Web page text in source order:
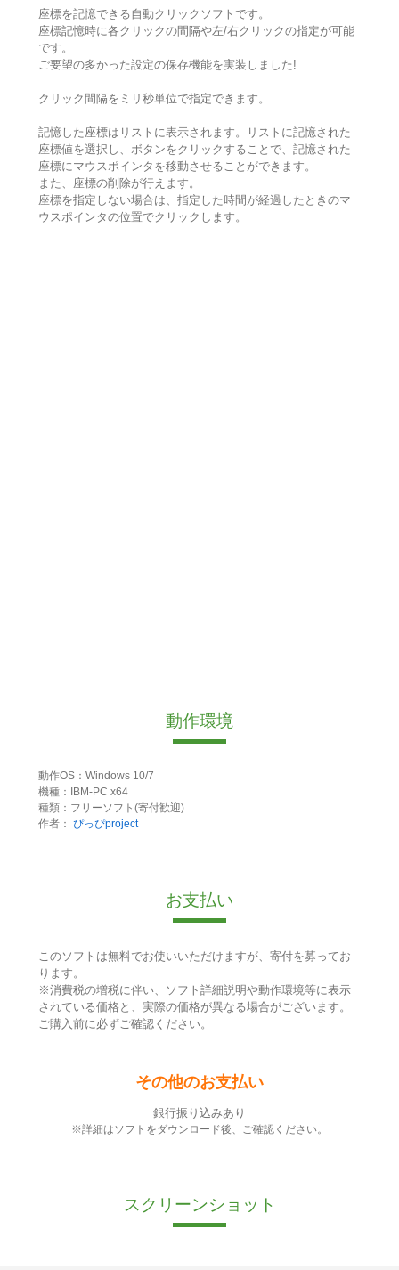
座標を記憶できる自動クリックソフトです。
座標記憶時に各クリックの間隔や左/右クリックの指定が可能
です。
ご要望の多かった設定の保存機能を実装しました!
クリック間隔をミリ秒単位で指定できます。
記憶した座標はリストに表示されます。リストに記憶された
座標値を選択し、ボタンをクリックすることで、記憶された
座標にマウスポインタを移動させることができます。
また、座標の削除が行えます。
座標を指定しない場合は、指定した時間が経過したときのマ
ウスポインタの位置でクリックします。
動作環境
動作OS：Windows 10/7
機種：IBM-PC x64
種類：フリーソフト(寄付歓迎)
作者： ぴっぴproject
お支払い
このソフトは無料でお使いいただけますが、寄付を募ってお
ります。
※消費税の増税に伴い、ソフト詳細説明や動作環境等に表示
されている価格と、実際の価格が異なる場合がございます。
ご購入前に必ずご確認ください。
その他のお支払い
銀行振り込みあり
※詳細はソフトをダウンロード後、ご確認ください。
スクリーンショット